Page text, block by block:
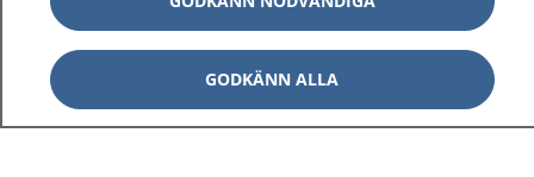
1177 på flera språk Visa
Om 1177
GODKÄNN ALLA